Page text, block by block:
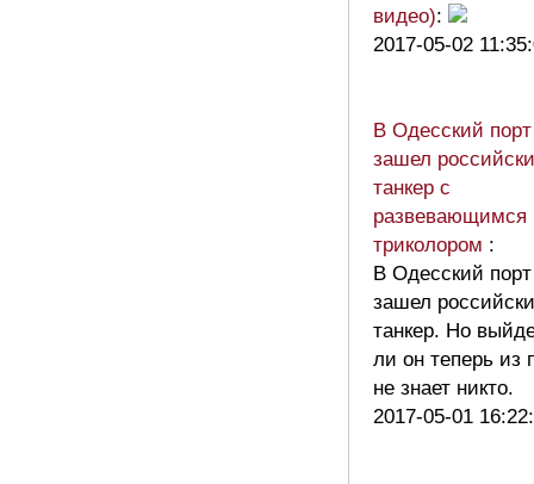
видео):
2017-05-02
В Одесский порт
зашел
танкер с
развевающимся
триколором :
В Одесский порт
зашел
танкер. Но
ли он теперь из
не знает никто.
2017-05-01